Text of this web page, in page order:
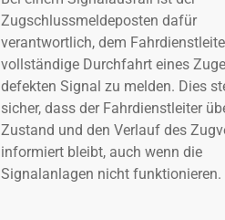
Zugschlussmeldeposten dafür
verantwortlich, dem
vollständige Durchfahrt eines
defekten Signal zu melden. Dies
sicher, dass der Fahrdienstleiter
Zustand und den Verlauf des
informiert bleibt, auch wenn die
Signalanlagen nicht funktionieren.